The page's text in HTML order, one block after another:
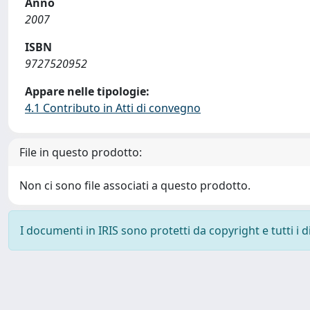
2007
ISBN
9727520952
Appare nelle tipologie:
4.1 Contributo in Atti di convegno
File in questo prodotto:
Non ci sono file associati a questo prodotto.
I documenti in IRIS sono protetti da copyright e tutti i